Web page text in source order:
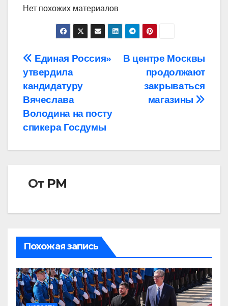
Нет похожих материалов
Навигация
по
записям
В центре Москвы
продолжают
закрываться
магазины
Единая Россия»
утвердила
кандидатуру
Вячеслава
Володина на посту
спикера Госдумы
От РМ
Похожая запись